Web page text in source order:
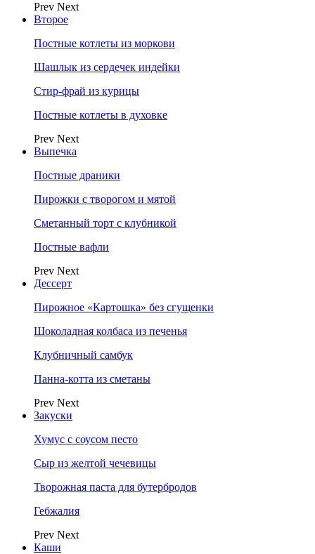
Prev Next
Второе
Постные котлеты из моркови
Шашлык из сердечек индейки
Стир-фрай из курицы
Постные котлеты в духовке
Prev Next
Выпечка
Постные драники
Пирожки с творогом и мятой
Сметанный торт с клубникой
Постные вафли
Prev Next
Дессерт
Пирожное «Картошка» без сгущенки
Шоколадная колбаса из печенья
Клубничный самбук
Панна-котта из сметаны
Prev Next
Закуски
Хумус с соусом песто
Сыр из желтой чечевицы
Творожная паста для бутербродов
Гебжалия
Prev Next
Каши